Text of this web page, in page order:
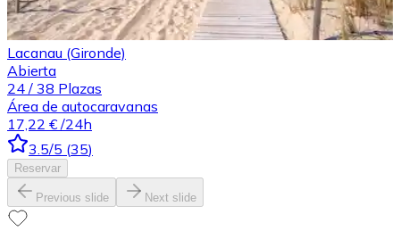
Lacanau (Gironde)
Abierta
24 / 38 Plazas
Área de autocaravanas
17,22 € /24h
3.5/5 (35)
Reservar
Previous slide Next slide